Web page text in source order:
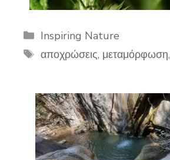
Categories
Inspiring Nature
Tags
αποχρώσεις, μεταμόρφωση,